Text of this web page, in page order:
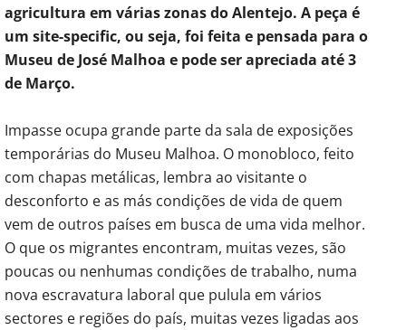
agricultura em várias zonas do Alentejo. A peça é
um site-specific, ou seja, foi feita e pensada para o
Museu de José Malhoa e pode ser apreciada até 3
de Março.
Impasse ocupa grande parte da sala de exposições
temporárias do Museu Malhoa. O monobloco, feito
com chapas metálicas, lembra ao visitante o
desconforto e as más condições de vida de quem
vem de outros países em busca de uma vida melhor.
O que os migrantes encontram, muitas vezes, são
poucas ou nenhumas condições de trabalho, numa
nova escravatura laboral que pulula em vários
sectores e regiões do país, muitas vezes ligadas aos